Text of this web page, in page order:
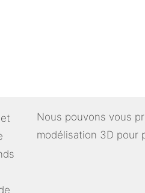
Nous pouvons vous
modélisation 3D pour